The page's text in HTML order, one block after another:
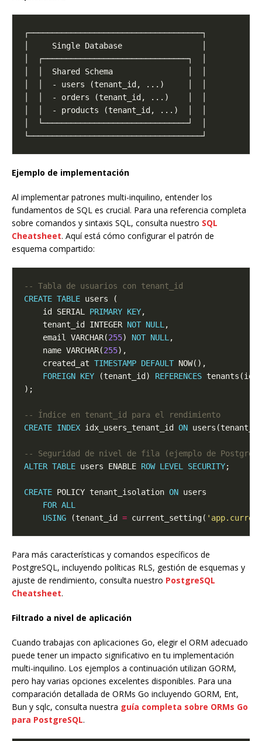
Ejemplo de implementación
Al implementar patrones multi-inquilino, entender los
fundamentos de SQL es crucial. Para una referencia completa
sobre comandos y sintaxis SQL, consulta nuestro SQL
Cheatsheet. Aquí está cómo configurar el patrón de
esquema compartido:
CREATE TABLE
    id SERIAL
PRIMARY KEY
    tenant_id INTEGER
NOT NULL
    email VARCHAR(
255) NOT NULL
    name VARCHAR(
255
    created_at
TIMESTAMP DEFAULT
FOREIGN KEY (tenant_id) REFERENCES
CREATE INDEX idx_users_tenant_id ON
ALTER TABLE users ENABLE ROW LEVEL SECURITY
CREATE POLICY tenant_isolation ON
FOR ALL
USING (tenant_id = current_setting(
Para más características y comandos específicos de
PostgreSQL, incluyendo políticas RLS, gestión de esquemas y
ajuste de rendimiento, consulta nuestro PostgreSQL
Cheatsheet.
Filtrado a nivel de aplicación
Cuando trabajas con aplicaciones Go, elegir el ORM adecuado
puede tener un impacto significativo en tu implementación
multi-inquilino. Los ejemplos a continuación utilizan GORM,
pero hay varias opciones excelentes disponibles. Para una
comparación detallada de ORMs Go incluyendo GORM, Ent,
Bun y sqlc, consulta nuestra guía completa sobre ORMs Go
para PostgreSQL.